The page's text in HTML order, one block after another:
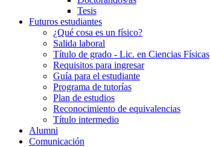
Tesis
Futuros estudiantes
¿Qué cosa es un físico?
Salida laboral
Título de grado - Lic. en Ciencias Físicas
Requisitos para ingresar
Guía para el estudiante
Programa de tutorías
Plan de estudios
Reconocimiento de equivalencias
Título intermedio
Alumni
Comunicación